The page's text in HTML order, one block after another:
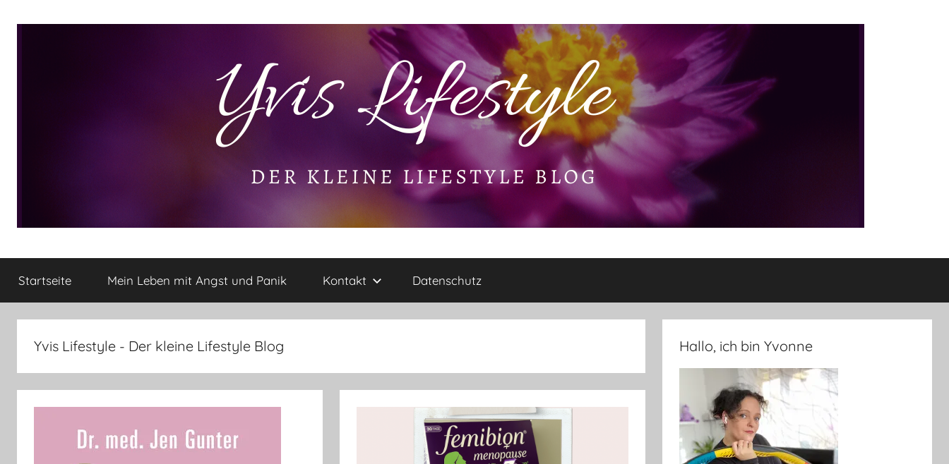
Yvis
Lifestyle
kleine
Lifestyle
Rezensionen,
Produkttests
und
vieles
Startseite Mein Leben mit Angst und Panik Kontakt Datenschutz
Yvis Lifestyle - Der kleine Lifestyle Blog Hallo, ich bin Yvonne